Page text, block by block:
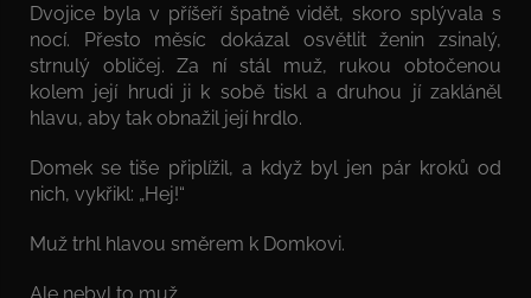
Dvojice byla v příšeří špatně vidět, skoro splývala s
nocí. Přesto měsíc dokázal osvětlit ženin zsinalý,
strnulý obličej. Za ní stál muž, rukou obtočenou
kolem její hrudi ji k sobě tiskl a druhou jí zakláněl
hlavu, aby tak obnažil její hrdlo.
Domek se tiše připlížil, a když byl jen pár kroků od
nich, vykřikl: „Hej!“
Muž trhl hlavou směrem k Domkovi.
Ale nebyl to muž.